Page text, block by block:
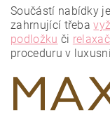
osobních údajů.
Součástí nabídky
zahrnující třeba
podložku či
proceduru v